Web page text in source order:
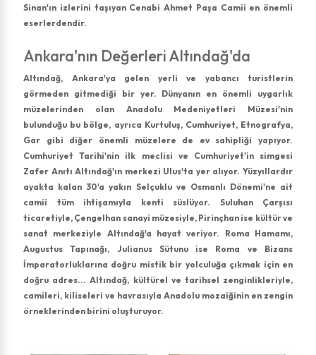
Sinan'ın izlerini taşıyan Cenabi Ahmet Paşa Camii en önemli
eserlerdendir.
Ankara'nın Değerleri Altındağ'da
Altındağ, Ankara'ya gelen yerli ve yabancı turistlerin
görmeden gitmediği bir yer. Dünyanın en önemli uygarlık
müzelerinden olan Anadolu Medeniyetleri Müzesi'nin
bulunduğu bu bölge, ayrıca Kurtuluş, Cumhuriyet, Etnografya,
Gar gibi diğer önemli müzelere de ev sahipliği yapıyor.
Cumhuriyet Tarihi'nin ilk meclisi ve Cumhuriyet'in simgesi
Zafer Anıtı Altındağ'ın merkezi Ulus'ta yer alıyor. Yüzyıllardır
ayakta kalan 30'a yakın Selçuklu ve Osmanlı Dönemi'ne ait
camii tüm ihtişamıyla kenti süslüyor. Suluhan Çarşısı
ticaretiyle, Çengelhan sanayi müzesiyle, Pirinçhan ise kültür ve
sanat merkeziyle Altındağ'a hayat veriyor. Roma Hamamı,
Augustus Tapınağı, Julianus Sütunu ise Roma ve Bizans
İmparatorluklarına doğru mistik bir yolculuğa çıkmak için en
doğru adres... Altındağ, kültürel ve tarihsel zenginlikleriyle,
camileri, kiliseleri ve havrasıyla Anadolu mozaiğinin en zengin
örneklerinden birini oluşturuyor.